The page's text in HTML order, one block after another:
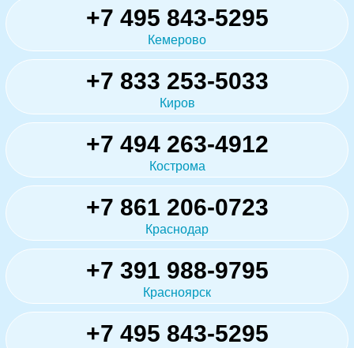
+7 495 843-5295
Кемерово
+7 833 253-5033
Киров
+7 494 263-4912
Кострома
+7 861 206-0723
Краснодар
+7 391 988-9795
Красноярск
+7 495 843-5295